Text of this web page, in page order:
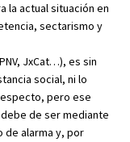
la actual situación en
sectarismo y
JxCat…), es sin
social, ni lo
pero ese
de ser mediante
de alarma y, por